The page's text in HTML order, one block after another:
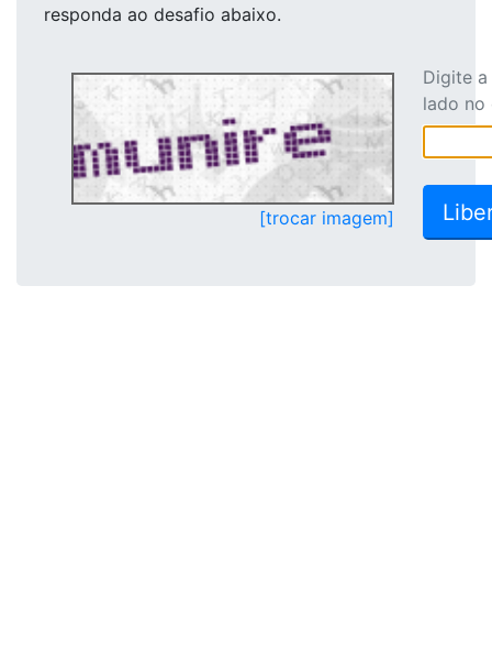
responda ao desafio abaixo.
[trocar imagem]
Digite
lado no